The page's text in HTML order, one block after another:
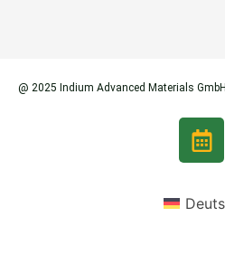
@ 2025 Indium Advanced Materials GmbH